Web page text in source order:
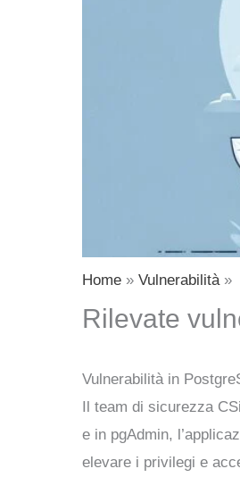
Home Vulnerabilità
Rilevate
Vulnerabilità in
Il team di sicurezza
e in pgAdmin,
elevare i privilegi e